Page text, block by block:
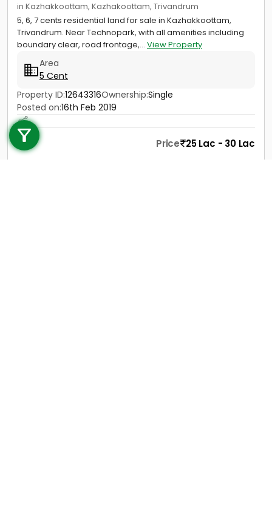
Call us
+91 9747 000 857
in Kazhakkoottam, Kazhakoottam, Trivandrum
5, 6, 7 cents residential land for sale in Kazhakkoottam,
Trivandrum. Near Technopark, with all amenities including
boundary clear, road frontage,... View Property
Area
5 Cent
Property ID:12643316Ownership:Single
Posted on:16th Feb 2019
Price 25 Lac - 30 Lac